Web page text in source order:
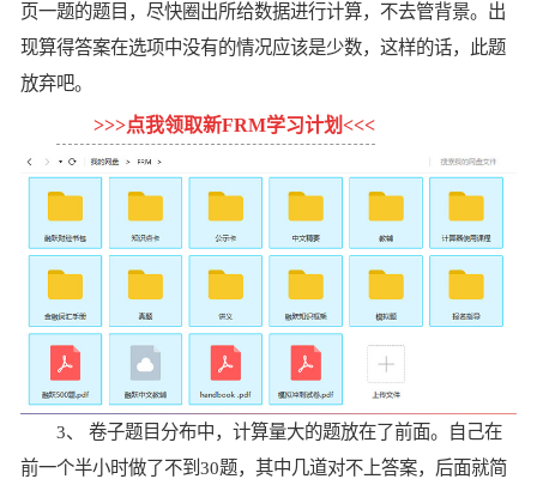
页一题的题目，尽快圈出所给数据进行计算，不去管背景。出
现算得答案在选项中没有的情况应该是少数，这样的话，此题
放弃吧。
>>>点我领取新FRM学习计划<<<
3、 卷子题目分布中，计算量大的题放在了前面。自己在
前一个半小时做了不到30题，其中几道对不上答案，后面就简